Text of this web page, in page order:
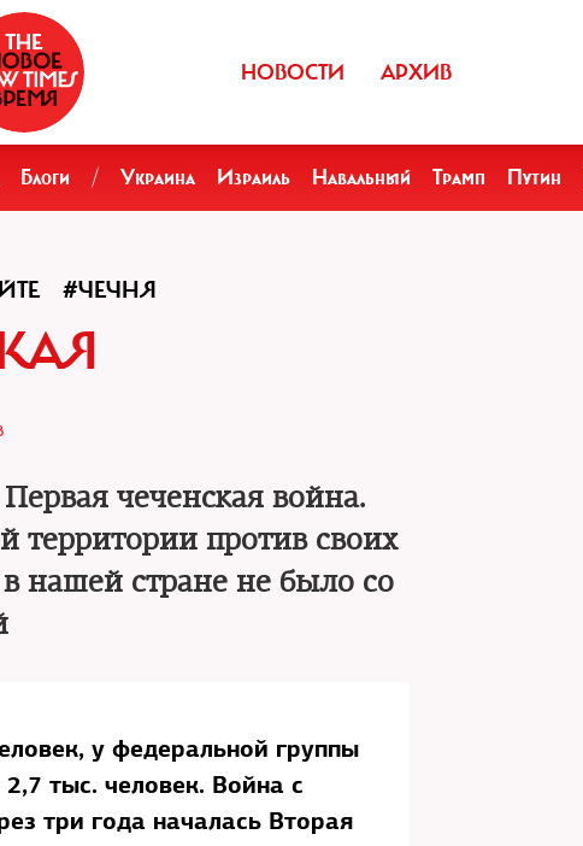
НОВОСТИ АРХИВ
Блоги / Украина Израиль Навальный Трамп Путин
#ЧЕЧНЯ
чеченская война.
территории против своих
нашей стране не было со
у федеральной группы
тыс. человек. Война с
три года началась Вторая